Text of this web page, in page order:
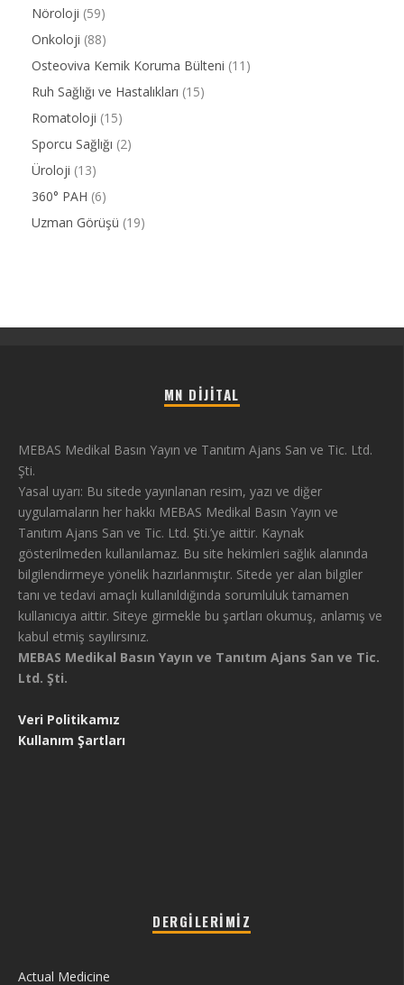
Nöroloji (59)
Onkoloji (88)
Osteoviva Kemik Koruma Bülteni (11)
Ruh Sağlığı ve Hastalıkları (15)
Romatoloji (15)
Sporcu Sağlığı (2)
Üroloji (13)
360° PAH (6)
Uzman Görüşü (19)
MN DIJITAL
MEBAS Medikal Basın Yayın ve Tanıtım Ajans San ve Tic. Ltd.
Şti.
Yasal uyarı: Bu sitede yayınlanan resim, yazı ve diğer
uygulamaların her hakkı MEBAS Medikal Basın Yayın ve
Tanıtım Ajans San ve Tic. Ltd. Şti.’ye aittir. Kaynak
gösterilmeden kullanılamaz. Bu site hekimleri sağlık alanında
bilgilendirmeye yönelik hazırlanmıştır. Sitede yer alan bilgiler
tanı ve tedavi amaçlı kullanıldığında sorumluluk tamamen
kullanıcıya aittir. Siteye girmekle bu şartları okumuş, anlamış ve
kabul etmiş sayılırsınız.
MEBAS Medikal Basın Yayın ve Tanıtım Ajans San ve Tic.
Ltd. Şti.
Veri Politikamız
Kullanım Şartları
DERGILERIMIZ
Actual Medicine